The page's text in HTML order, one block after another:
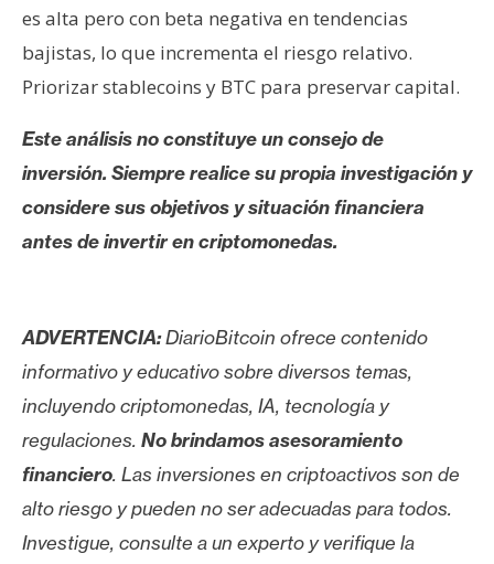
es alta pero con beta negativa en tendencias
bajistas, lo que incrementa el riesgo relativo.
Priorizar stablecoins y BTC para preservar capital.
Este análisis no constituye un consejo de
inversión. Siempre realice su propia investigación y
considere sus objetivos y situación financiera
antes de invertir en criptomonedas.
ADVERTENCIA:DiarioBitcoin ofrece contenido
informativo y educativo sobre diversos temas,
incluyendo criptomonedas, IA, tecnología y
regulaciones. No brindamos asesoramiento
financiero. Las inversiones en criptoactivos son de
alto riesgo y pueden no ser adecuadas para todos.
Investigue, consulte a un experto y verifique la